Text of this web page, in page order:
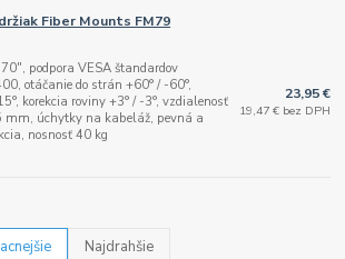
Fiber Mounts FM79
podpora VESA štandardov
otáčanie do strán +60° / -60°,
korekcia roviny +3° / -3°, vzdialenosť
mm, úchytky na kabeláž, pevná a
nosnosť 40 kg
23,95 €
19,47 € bez DPH
Najdrahšie